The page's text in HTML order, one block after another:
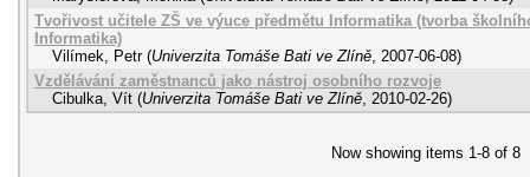
Tvořivost učitele ZŠ ve výuce předmětu Informatika (tvorba
Informatika)
Vilímek, Petr (Univerzita Tomáše Bati ve Zlíně, 2007-06-08)
Vzdělávání zaměstnanců jako nástroj osobního rozvoje
Cibulka, Vít (Univerzita Tomáše Bati ve Zlíně, 2010-02-26)
Now showing items 1-8 of 8